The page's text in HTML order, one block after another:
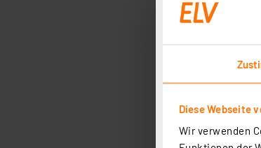
Diese Webseite
Wir verwenden